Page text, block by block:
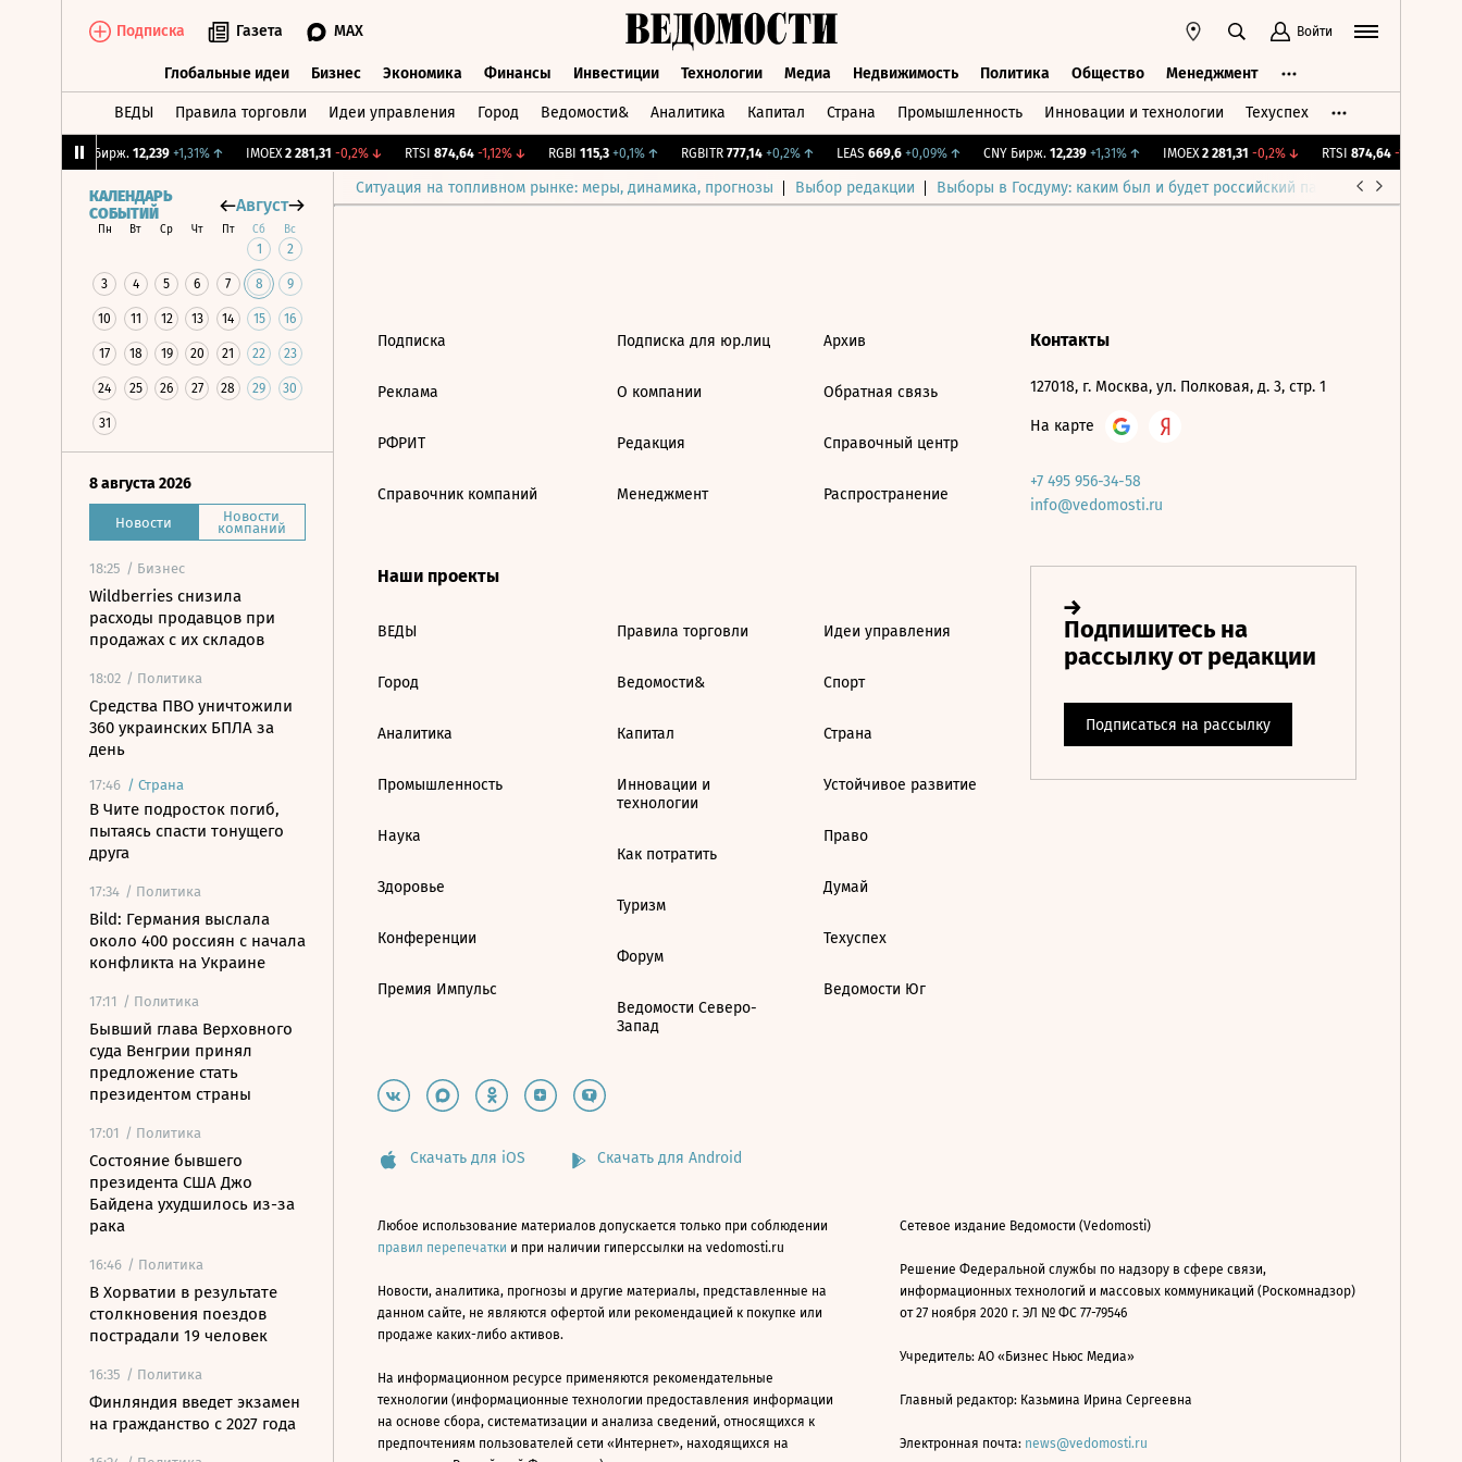
Подписка Газета MAX Войти
Глобальные идеи Бизнес Экономика Финансы Инвестиции Технологии Медиа Недвижимость Политика Общество Менеджмент
ВЕДЫ Правила торговли Идеи управления Город Ведомости& Аналитика Капитал Страна Промышленность Инновации и технологии Техуспех
CNY Бирж. 12,239 +1,31%↑ IMOEX 2 281,31 -0,2%↓ RTSI 874,64 -1,12%↓ RGBI 115,3 +0,1%↑ RGBITR 777,14 +0,2%↑ LEAS 669,6 +0,09%↑ CNY Бирж. 12,239 +1,31%↑ IMOEX 2 281,31 -0,2%↓ RTSI 874,64 -1,12%
Ситуация на топливном рынке: меры, динамика, прогнозы Выбор редакции Выборы в Госдуму: каким был и будет российский парламент
КАЛЕНДАРЬ
СОБЫТИЙ
Август
Пн Вт Ср Чт Пт Сб Вс
1 2
3 4 5 6 7 8 9
10 11 12 13 14 15 16
17 18 19 20 21 22 23
24 25 26 27 28 29 30
31
8 августа 2026
Новости Новости
компаний
18:25 / Бизнес
Wildberries снизила
расходы продавцов при
продажах с их складов
18:02 / Политика
Средства ПВО уничтожили
360 украинских БПЛА за
день
17:46 / Страна
В Чите подросток погиб,
пытаясь спасти тонущего
друга
17:34 / Политика
Bild: Германия выслала
около 400 россиян с начала
конфликта на Украине
17:11 / Политика
Бывший глава Верховного
суда Венгрии принял
предложение стать
президентом страны
17:01 / Политика
Состояние бывшего
президента США Джо
Байдена ухудшилось из-за
рака
16:46 / Политика
В Хорватии в результате
столкновения поездов
пострадали 19 человек
16:35 / Политика
Финляндия введет экзамен
на гражданство с 2027 года
Подписка
Реклама
РФРИТ
Справочник компаний
Подписка для юр.лиц
О компании
Редакция
Менеджмент
Архив
Обратная связь
Справочный центр
Распространение
Наши проекты
ВЕДЫ
Город
Аналитика
Промышленность
Наука
Здоровье
Конференции
Премия Импульс
Правила торговли
Ведомости&
Капитал
Инновации и
технологии
Как потратить
Туризм
Форум
Ведомости Северо-
Запад
Идеи управления
Спорт
Страна
Устойчивое развитие
Право
Думай
Техуспех
Ведомости Юг
Контакты
127018, г. Москва, ул. Полковая, д. 3, стр. 1
На карте
+7 495 956-34-58
info@vedomosti.ru
Скачать для iOS Скачать для Android
Любое использование материалов допускается только при соблюдении
правил перепечатки и при наличии гиперссылки на vedomosti.ru
Новости, аналитика, прогнозы и другие материалы, представленные на
данном сайте, не являются офертой или рекомендацией к покупке или
продаже каких-либо активов.
На информационном ресурсе применяются рекомендательные
технологии (информационные технологии предоставления информации
на основе сбора, систематизации и анализа сведений, относящихся к
предпочтениям пользователей сети «Интернет», находящихся на
Сетевое издание Ведомости (Vedomosti)
Решение Федеральной службы по надзору в сфере связи,
информационных технологий и массовых коммуникаций (Роскомнадзор)
от 27 ноября 2020 г. ЭЛ № ФС 77-79546
Учредитель: АО «Бизнес Ньюс Медиа»
Главный редактор: Казьмина Ирина Сергеевна
Электронная почта: news@vedomosti.ru